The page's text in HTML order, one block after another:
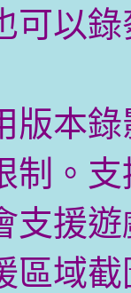
可以
版本
制。
支援
區域